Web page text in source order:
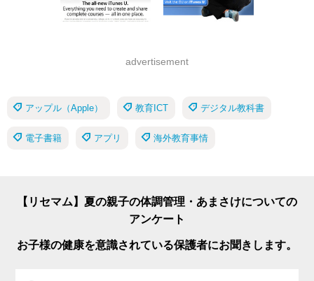
advertisement
アップル（Apple） 教育ICT デジタル教科書
電子書籍 アプリ 海外教育事情
【リセマム】夏の親子の体調管理・あまさけについての
アンケート
お子様の健康を意識されている保護者にお聞きします。